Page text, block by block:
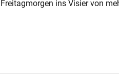
Freitagmorgen ins Visier von